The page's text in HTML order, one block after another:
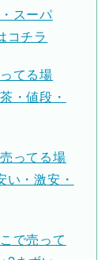
スーパ
コチラ
てる場
・値段・
ってる場
い・激安・
で売って